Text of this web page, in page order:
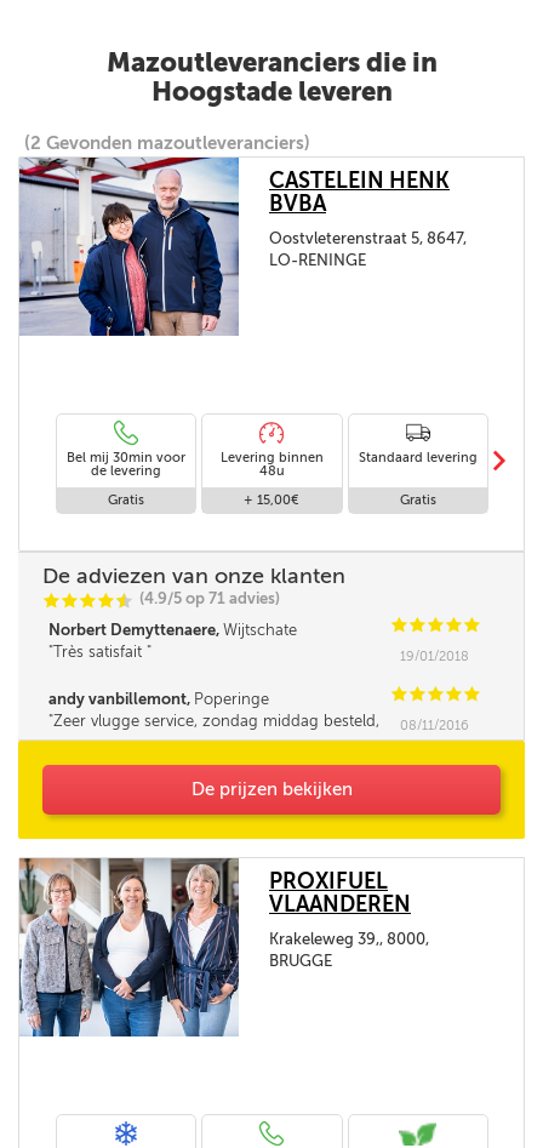
Mazoutleveranciers die in
Hoogstade leveren
(2 Gevonden mazoutleveranciers)
CASTELEIN HENK
BVBA
Oostvleterenstraat 5, 8647,
LO-RENINGE
Bel mij 30min voor
de levering
Gratis
Levering binnen
48u
+ 15,00€
Standaard levering
Gratis
m
De adviezen van onze klanten
CCCCi
@ (4.9/5 op 71 advies)
Norbert Demyttenaere, Wijtschate CCCCC
Très satisfait
19/01/2018
andy vanbillemont, Poperinge CCCCC
Zeer vlugge service, zondag middag besteld,
maandag morgen reeds geleverd.
08/11/2016
De prijzen bekijken
PROXIFUEL
VLAANDEREN
Krakeleweg 39,, 8000,
BRUGGE